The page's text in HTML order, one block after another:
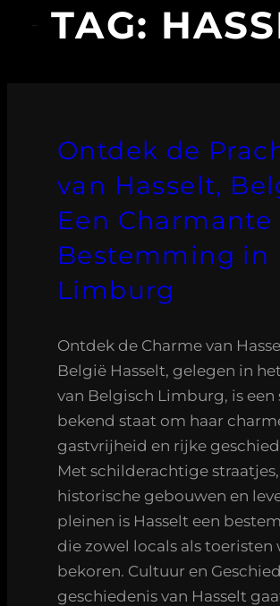
TAG:
Ontdek de
van Hasselt,
Een Charmante
Bestemming in
Limburg
Ontdek de Charme van
België Hasselt, gelegen in
van Belgisch Limburg, is een
bekend staat om haar
gastvrijheid en rijke
Met schilderachtige straatjes,
historische gebouwen en
pleinen is Hasselt een
die zowel locals als toeristen
bekoren. Cultuur en
geschiedenis van Hasselt